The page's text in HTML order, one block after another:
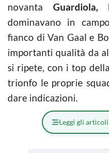
novanta
dominavano in
fianco di Van Gaal e
importanti qualità da
si ripete, con i top
trionfo le proprie
dare indicazioni.
Leggi gli